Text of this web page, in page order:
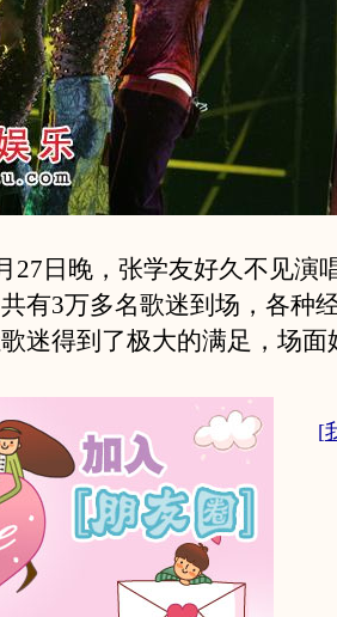
日晚，张学友好久不见演
有3万多名歌迷到场，各种
迷得到了极大的满足，场面
[